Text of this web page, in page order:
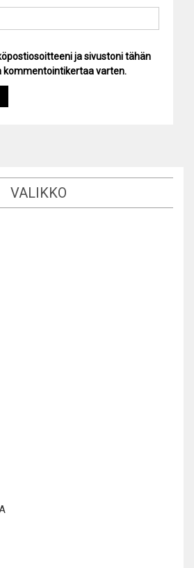
ja sivustoni tähän
kommentointikertaa varten.
VALIKKO